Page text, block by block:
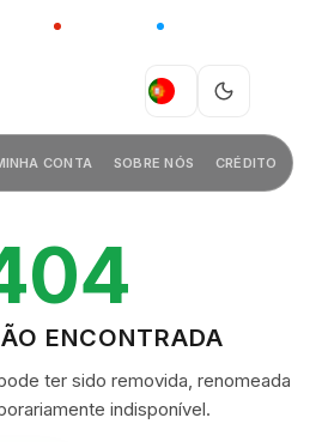
CHINA
PT
CONTA SOBRE NÓS CRÉDITO
ENCONTRADA
ter sido removida, renomeada
indisponível.